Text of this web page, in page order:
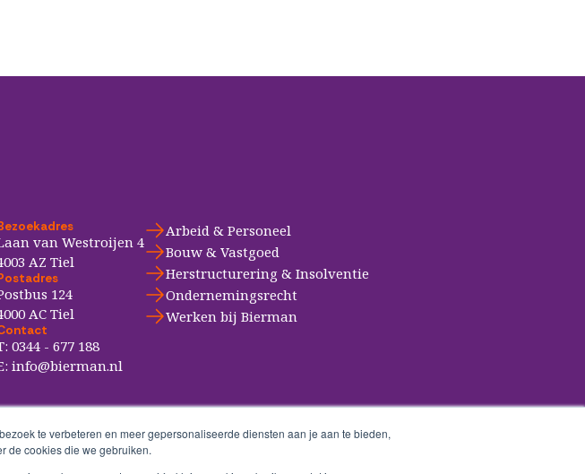
te verbeteren en meer gepersonaliseerde diensten aan je aan te bieden,
de cookies die we gebruiken.
van Westroijen 4
AZ Tiel
124
AC Tiel
0344 - 677 188
info@bierman.nl
Arbeid & Personeel
Bouw & Vastgoed
Herstructurering & Insolventie
Ondernemingsrecht
Werken bij Bierman